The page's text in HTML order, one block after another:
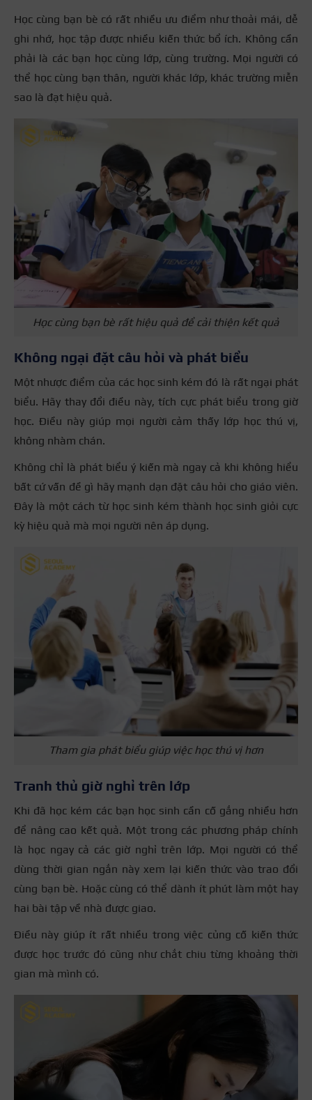
Học cùng bạn bè có rất nhiều ưu điểm như thoải mái, dễ
ghi nhớ, học tập được nhiều kiến thức bổ ích. Không cần
phải là các bạn học cùng lớp, cùng trường. Mọi người có
thể học cùng bạn thân, người khác lớp, khác trường miễn
sao là đạt hiệu quả.
Học cùng bạn bè rất hiệu quả để cải thiện kết quả
Không ngại đặt câu hỏi và phát biểu
Một nhược điểm của các học sinh kém đó là rất ngại phát
biểu. Hãy thay đổi điều này, tích cực phát biểu trong giờ
học. Điều này giúp mọi người cảm thấy lớp học thú vị,
không nhàm chán.
Không chỉ là phát biểu ý kiến mà ngay cả khi không hiểu
bất cứ vấn đề gì hãy mạnh dạn đặt câu hỏi cho giáo viên.
Đây là một cách từ học sinh kém thành học sinh giỏi cực
kỳ hiệu quả mà mọi người nên áp dụng.
Tham gia phát biểu giúp việc học thú vị hơn
Tranh thủ giờ nghỉ trên lớp
Khi đã học kém các bạn học sinh cần cố gắng nhiều hơn
để nâng cao kết quả. Một trong các phương pháp chính
là học ngay cả các giờ nghỉ trên lớp. Mọi người có thể
dùng thời gian ngắn này xem lại kiến thức vào trao đổi
cùng bạn bè. Hoặc cùng có thể dành ít phút làm một hay
hai bài tập về nhà được giao.
Điều này giúp ít rất nhiều trong việc củng cố kiến thức
được học trước đó cũng như chắt chiu từng khoảng thời
gian mà mình có.